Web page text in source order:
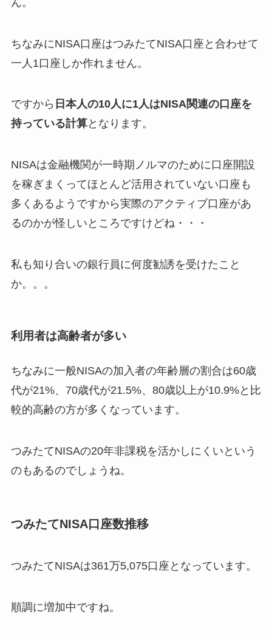
ちなみにNISA口座はつみたてNISA口座と合わせて
一人1口座しか作れません。
ですから 日本人の10人に1人はNISA関連の口座を
持っている計算となります。
NISAは金融機関が一時期ノルマのために口座開設
を稼ぎまくってほとんど活用されていない口座も
多くあるようですから実際のアクティブ口座があ
るのかが怪しいところですけどね・・・
私も知り合いの銀行員に何度勧誘を受けたこと
か。。。
利用者は高齢者が多い
ちなみに一般NISAの加入者の年齢層の割合は60歳
代が21%、70歳代が21.5%、80歳以上が10.9%と比
較的高齢の方が多くなっています。
つみたてNISAの20年非課税を活かしにくいという
のもあるのでしょうね。
つみたてNISA口座数推移
つみたてNISAは361万5,075口座となっています。
順調に増加中ですね。